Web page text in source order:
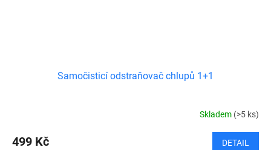
Samočisticí odstraňovač chlupů 1+1
Skladem (>5 ks)
499 Kč DETAIL